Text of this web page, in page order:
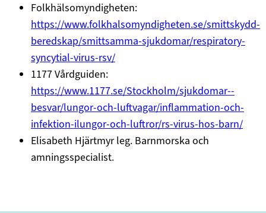
Folkhälsomyndigheten:
https://www.folkhalsomyndigheten.se/smittskydd-
beredskap/smittsamma-sjukdomar/respiratory-
syncytial-virus-rsv/
1177 Vårdguiden:
https://www.1177.se/Stockholm/sjukdomar--
besvar/lungor-och-luftvagar/inflammation-och-
infektion-ilungor-och-luftror/rs-virus-hos-barn/
Elisabeth Hjärtmyr leg. Barnmorska och
amningsspecialist.